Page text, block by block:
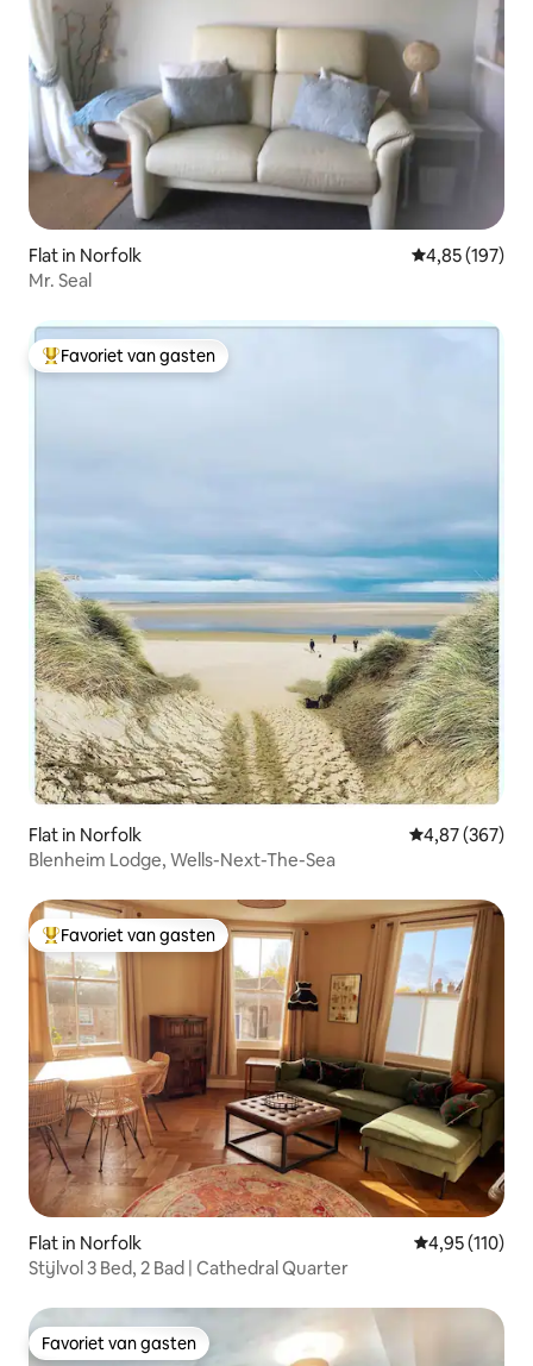
Flat in Norfolk Gemiddelde
4,85 (197)
Mr. Seal
Topfavoriet van gasten
Favoriet van gasten
Flat in Norfolk Gemiddelde
4,87 (367)
Blenheim Lodge, Wells-Next-The-Sea
Topfavoriet van gasten
Favoriet van gasten
Flat in Norfolk Gemiddelde
4,95 (110)
Stijlvol 3 Bed, 2 Bad | Cathedral Quarter
Favoriet van gasten
Favoriet van gasten